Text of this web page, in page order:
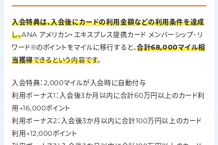
入会特典は、入会後にカードの利用金額などの利用条件を達成
し、ANA アメリカン・エキスプレス提携カード メンバーシップ･リ
ワード®のポイントをマイルに移行すると、合計68,000マイル相
当獲得できるという内容です。
入会特典：2,000マイルが入会時に自動付与
利用ボーナス1：入会後3か月以内に合計60万円以上のカード利
用→16,000ポイント
利用ボーナス2：入会後3か月以内に合計100万円以上のカード
利用→12,000ポイント